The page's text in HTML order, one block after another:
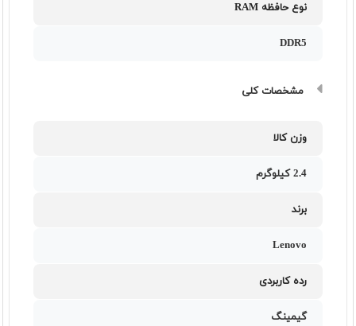
نوع حافظه RAM
DDR5
مشخصات کلی
وزن کالا
2.4 کیلوگرم
برند
Lenovo
رده کاربردی
گیمینگ